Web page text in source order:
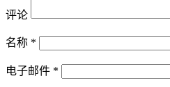
评论
名称 *
电子邮件 *